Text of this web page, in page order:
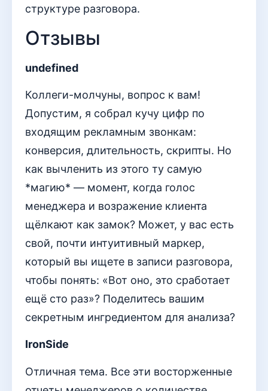
структуре разговора.
Отзывы
undefined
Коллеги-молчуны, вопрос к вам!
Допустим, я собрал кучу цифр по
входящим рекламным звонкам:
конверсия, длительность, скрипты. Но
как вычленить из этого ту самую
*магию* — момент, когда голос
менеджера и возражение клиента
щёлкают как замок? Может, у вас есть
свой, почти интуитивный маркер,
который вы ищете в записи разговора,
чтобы понять: «Вот оно, это сработает
ещё сто раз»? Поделитесь вашим
секретным ингредиентом для анализа?
IronSide
Отличная тема. Все эти восторженные